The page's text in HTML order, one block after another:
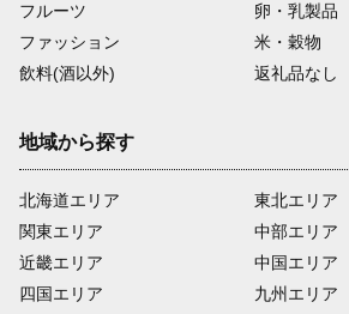
フルーツ
卵・乳製品
ファッション
米・穀物
飲料(酒以外)
返礼品なし
地域から探す
北海道エリア
関東エリア
近畿エリア
四国エリア
東北エリア
中部エリア
中国エリア
九州エリア